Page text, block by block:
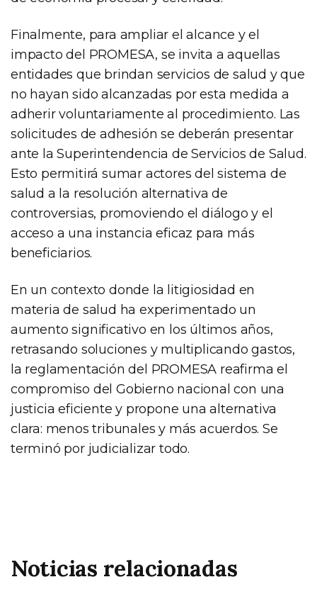
Finalmente, para ampliar el alcance y el
impacto del PROMESA, se invita a aquellas
entidades que brindan servicios de salud y que
no hayan sido alcanzadas por esta medida a
adherir voluntariamente al procedimiento. Las
solicitudes de adhesión se deberán presentar
ante la Superintendencia de Servicios de Salud.
Esto permitirá sumar actores del sistema de
salud a la resolución alternativa de
controversias, promoviendo el diálogo y el
acceso a una instancia eficaz para más
beneficiarios.
En un contexto donde la litigiosidad en
materia de salud ha experimentado un
aumento significativo en los últimos años,
retrasando soluciones y multiplicando gastos,
la reglamentación del PROMESA reafirma el
compromiso del Gobierno nacional con una
justicia eficiente y propone una alternativa
clara: menos tribunales y más acuerdos. Se
terminó por judicializar todo.
Noticias relacionadas